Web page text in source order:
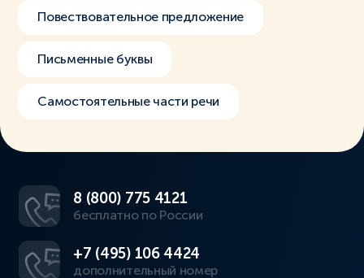
Повествовательное предложение
Письменные буквы
Самостоятельные части речи
8 (800) 775 4121
бесплатно по России
+7 (495) 106 4424
дополнительный номер